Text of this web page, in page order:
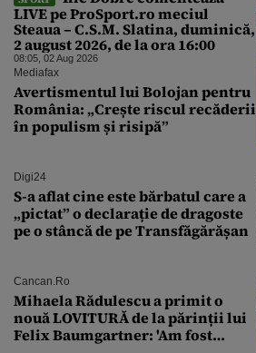
LIVE pe ProSport.ro meciul
Steaua – C.S.M. Slatina, duminică,
2 august 2026, de la ora 16:00
08:05, 02 Aug 2026
Mediafax
Avertismentul lui Bolojan pentru
România: „Crește riscul recăderii
în populism și risipă”
Digi24
S-a aflat cine este bărbatul care a
„pictat” o declarație de dragoste
pe o stâncă de pe Transfăgărășan
Cancan.ro
Mihaela Rădulescu a primit o
nouă LOVITURĂ de la părinții lui
Felix Baumgartner: 'Am fost